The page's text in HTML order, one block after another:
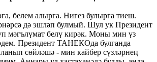
белем алырга. Нигез булырга тиеш.
дә эшләп булмый. Шул ук Президент
мәгълүмат белү кирәк. Моны мин үз
Президент ТАНЕКОда булганда
сөйләшә - мин кайбер сүзләрнең